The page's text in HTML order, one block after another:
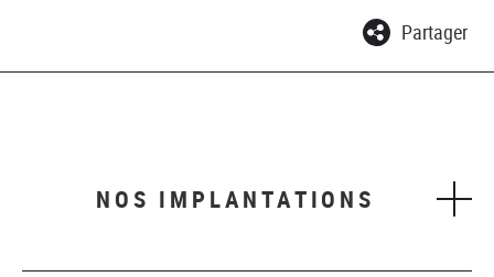
Partager
NOS IMPLANTATIONS